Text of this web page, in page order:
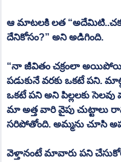
ఆ మాటలకి లత
దేనికోసం?” అని అడిగింది.
“నా జీవితం చక్రంలా
పడుకునే వరకు ఒకటే పని.
ఒకటే పని అని పిల్లలకు సెలవు
మా అత్త వారి వైపు చుట్టాలు
సరిపోతోంది. అమ్మను చూసి
వెళ్తానంటే మావారు పని